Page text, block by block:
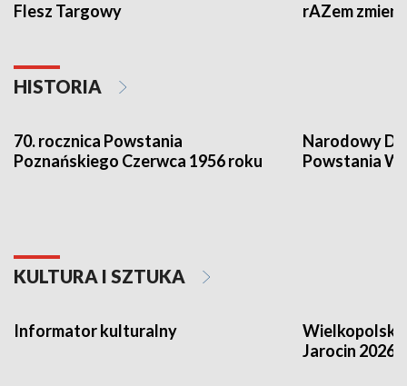
Flesz Targowy rAZem
HISTORIA
70. rocznica Powstania
Poznańskiego Czerwca 1956 roku
Narodowy
Powstania
KULTURA I SZTUKA
Informator kulturalny
Jarocin 2026